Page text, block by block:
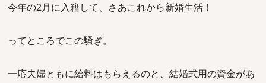
今年の2月に入籍して、さあこれから新婚生活！
ってところでこの騒ぎ。
一応夫婦ともに給料はもらえるのと、結婚式用の資金があ